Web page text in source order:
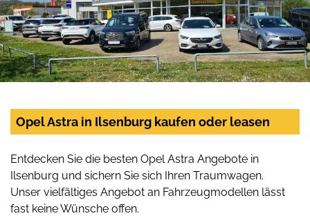
Opel Astra in Ilsenburg kaufen oder leasen
Entdecken Sie die besten Opel Astra Angebote in
Ilsenburg und sichern Sie sich Ihren Traumwagen.
Unser vielfältiges Angebot an Fahrzeugmodellen lässt
fast keine Wünsche offen.